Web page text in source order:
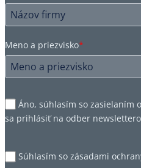
Meno a priezvisko*
Áno, súhlasím so zasielaním
sa prihlásiť na odber
Súhlasím so zásadami